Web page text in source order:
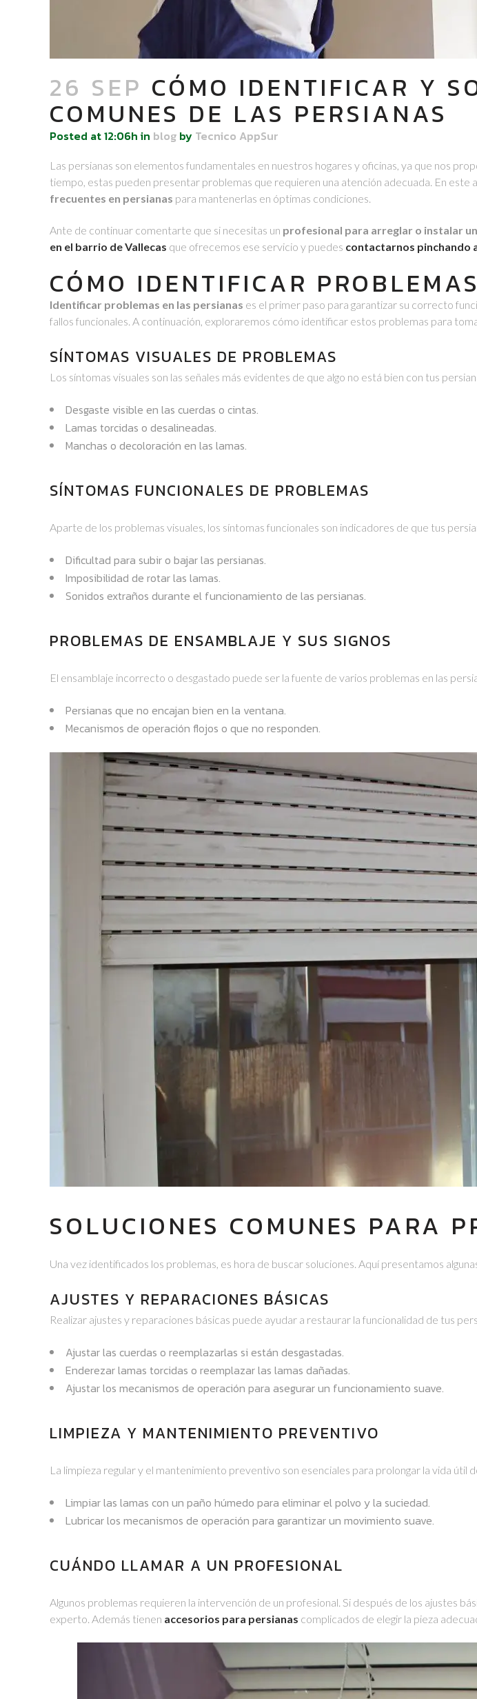
26 SEP CÓMO IDENTIFICAR Y
COMUNES DE LAS PERSIANAS
Posted at 12:06h in blog by Tecnico AppSur
Las persianas son elementos fundamentales en nuestros hogares y oficinas, ya que nos
tiempo, estas pueden presentar problemas que requieren una atención adecuada. En
frecuentes en persianas para mantenerlas en óptimas condiciones.
Ante de continuar comentarte que si necesitas un profesional para arreglar o instalar
en el barrio de Vallecas que ofrecemos ese servicio y puedes contactarnos pinchando
CÓMO IDENTIFICAR
Identificar problemas en las persianas es el primer paso para garantizar su correcto
fallos funcionales. A continuación, exploraremos cómo identificar estos problemas para
SÍNTOMAS VISUALES DE PROBLEMAS
Los síntomas visuales son las señales más evidentes de que algo no está bien con tus
Desgaste visible en las cuerdas o cintas.
Lamas torcidas o desalineadas.
Manchas o decoloración en las lamas.
SÍNTOMAS FUNCIONALES DE PROBLEMAS
Aparte de los problemas visuales, los síntomas funcionales son indicadores de que tus
Dificultad para subir o bajar las persianas.
Imposibilidad de rotar las lamas.
Sonidos extraños durante el funcionamiento de las persianas.
PROBLEMAS DE ENSAMBLAJE Y SUS SIGNOS
El ensamblaje incorrecto o desgastado puede ser la fuente de varios problemas en las
Persianas que no encajan bien en la ventana.
Mecanismos de operación flojos o que no responden.
SOLUCIONES COMUNES PARA
Una vez identificados los problemas, es hora de buscar soluciones. Aquí presentamos
AJUSTES Y REPARACIONES BÁSICAS
Realizar ajustes y reparaciones básicas puede ayudar a restaurar la funcionalidad de tus
Ajustar las cuerdas o reemplazarlas si están desgastadas.
Enderezar lamas torcidas o reemplazar las lamas dañadas.
Ajustar los mecanismos de operación para asegurar un funcionamiento suave.
LIMPIEZA Y MANTENIMIENTO PREVENTIVO
La limpieza regular y el mantenimiento preventivo son esenciales para prolongar la vida útil
Limpiar las lamas con un paño húmedo para eliminar el polvo y la suciedad.
Lubricar los mecanismos de operación para garantizar un movimiento suave.
CUÁNDO LLAMAR A UN PROFESIONAL
Algunos problemas requieren la intervención de un profesional. Si después de los ajustes
experto. Además tienen accesorios para persianas complicados de elegir la pieza